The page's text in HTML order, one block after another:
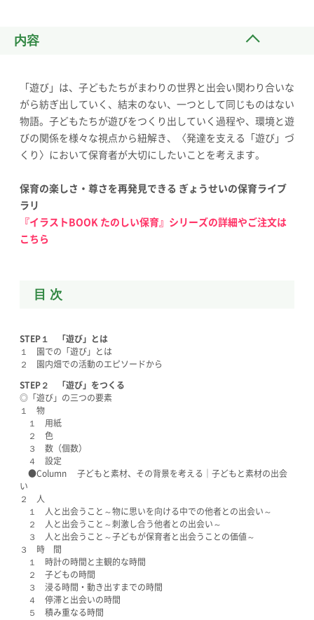
内容
「遊び」は、子どもたちがまわりの世界と出会い関わり合いな
がら紡ぎ出していく、結末のない、一つとして同じものはない
物語。子どもたちが遊びをつくり出していく過程や、環境と遊
びの関係を様々な視点から紐解き、〈発達を支える「遊び」づ
くり〉において保育者が大切にしたいことを考えます。
保育の楽しさ・尊さを再発見できる ぎょうせいの保育ライブ
ラリ
『イラストBOOK たのしい保育』シリーズの詳細やご注文は
こちら
目 次
STEP１
「遊び」とは
１ 園での「遊び」とは
２ 園内畑での活動のエピソードから
STEP２
「遊び」をつくる
◎「遊び」の三つの要素
１ 物
１ 用紙
２ 色
３ 数（個数）
４ 設定
●Column 子どもと素材、その背景を考える│子どもと素材の出会
い
２ 人
１ 人と出会うこと～物に思いを向ける中での他者との出会い～
２ 人と出会うこと～刺激し合う他者との出会い～
３ 人と出会うこと～子どもが保育者と出会うことの価値～
３ 時 間
１ 時計の時間と主観的な時間
２ 子どもの時間
３ 浸る時間・動き出すまでの時間
４ 停滞と出会いの時間
５ 積み重なる時間